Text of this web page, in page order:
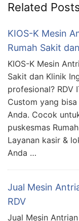
Related
KIOS-K Mesin
Rumah Sakit
KIOS-K Mesin
Sakit dan Klinik
profesional? RDV
Custom yang
Anda. Cocok
puskesmas
Layanan kasir &
Anda …
Jual Mesin
RDV
Jual Mesin